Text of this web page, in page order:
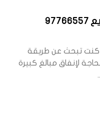
كنت تبحث عن طريقة
لإنفاق مبالغ كبيرة